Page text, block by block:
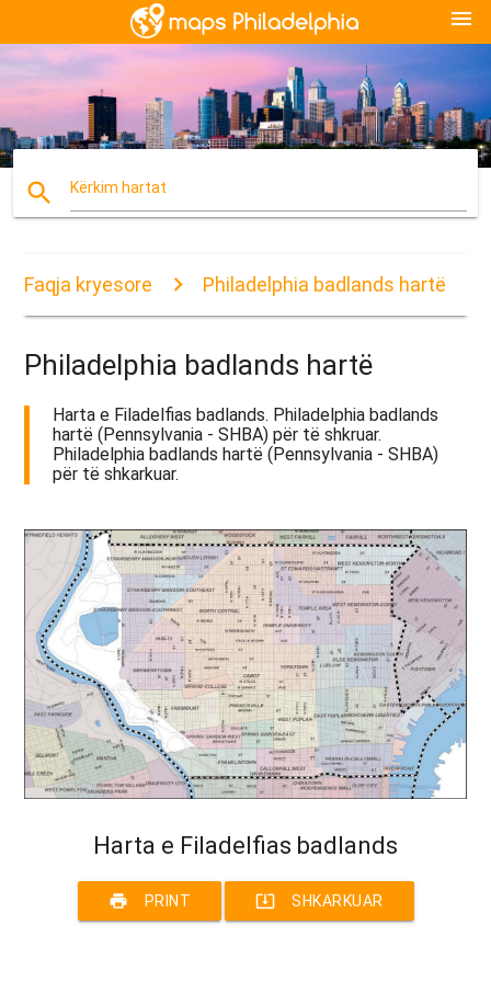
menu
search Kërkim hartat
Faqja kryesore Philadelphia badlands hartë
Philadelphia badlands hartë
Harta e Filadelfias badlands. Philadelphia badlands
hartë (Pennsylvania - SHBA) për të shkruar.
Philadelphia badlands hartë (Pennsylvania - SHBA)
për të shkarkuar.
Harta e Filadelfias badlands
print PRINT system_update_alt SHKARKUAR